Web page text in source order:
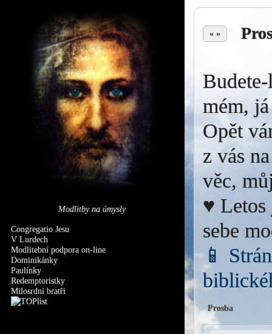
Modlitby na úmysly
Congregatio Jesu
V Lurdech
Modlitební podpora on-line
Dominikánky
Paulínky
Redemptoristky
Milosrdní bratři
« »
mém,
Opět
z vás
věc,
♥ Letos
sebe
📱
Prosba